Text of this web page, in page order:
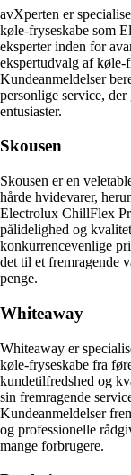
avXperten er
køle-fryseskabe som
eksperter inden for
ekspertudvalg af
Kundeanmeldelser
personlige service,
entusiaster.
Skousen
Skousen er en
hårde hvidevarer,
Electrolux ChillFlex
pålidelighed og
konkurrencevenlige
det til et fremragende
penge.
Whiteaway
Whiteaway er
køle-fryseskabe fra
kundetilfredshed og
sin fremragende
Kundeanmeldelser
og professionelle
mange forbrugere.